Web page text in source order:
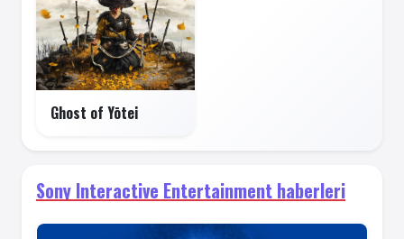
Ghost of Yōtei
Sony Interactive Entertainment haberleri